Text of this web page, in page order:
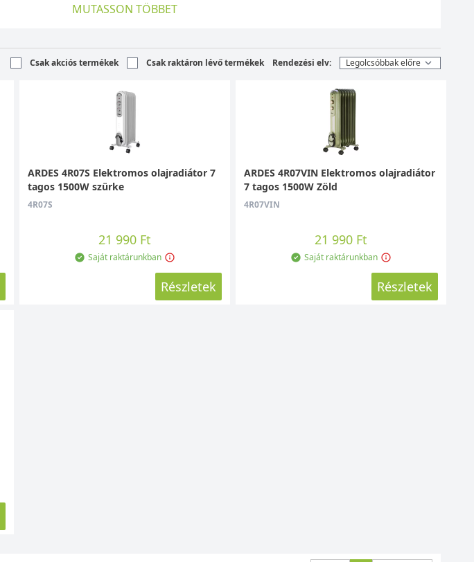
MUTASSON TÖBBET
Csak akciós termékek Csak raktáron lévő termékek Rendezési elv:
ARDES 4R07S Elektromos olajradiátor 7
tagos 1500W szürke
4R07S
21 990 Ft
Saját raktárunkban
Részletek
ARDES 4R07VIN Elektromos olajradiátor
7 tagos 1500W Zöld
4R07VIN
21 990 Ft
Saját raktárunkban
Részletek